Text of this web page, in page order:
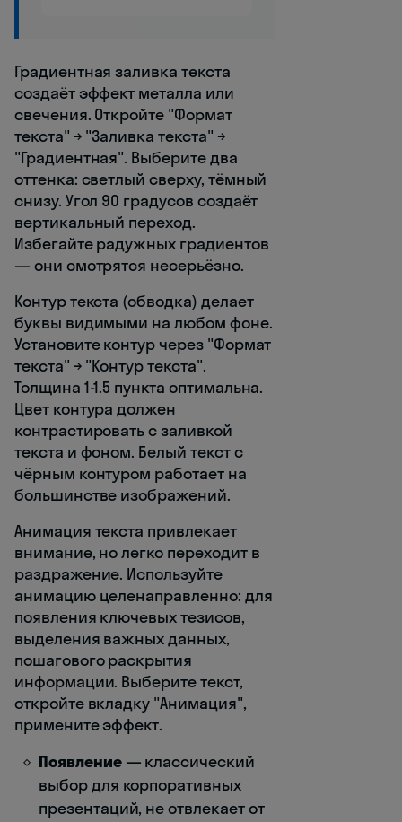
Градиентная заливка текста
создаёт эффект металла или
свечения. Откройте "Формат
текста" → "Заливка текста" →
"Градиентная". Выберите два
оттенка: светлый сверху, тёмный
снизу. Угол 90 градусов создаёт
вертикальный переход.
Избегайте радужных градиентов
— они смотрятся несерьёзно.
Контур текста (обводка) делает
буквы видимыми на любом фоне.
Установите контур через "Формат
текста" → "Контур текста".
Толщина 1-1.5 пункта оптимальна.
Цвет контура должен
контрастировать с заливкой
текста и фоном. Белый текст с
чёрным контуром работает на
большинстве изображений.
Анимация текста привлекает
внимание, но легко переходит в
раздражение. Используйте
анимацию целенаправленно: для
появления ключевых тезисов,
выделения важных данных,
пошагового раскрытия
информации. Выберите текст,
откройте вкладку "Анимация",
примените эффект.
Появление— классический
выбор для корпоративных
презентаций, не отвлекает от